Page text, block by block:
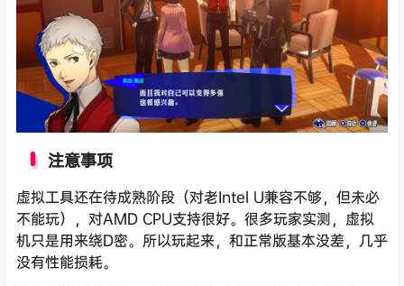
注意事项
虚拟工具还在待成熟阶段（对老Intel U兼容不够，但未必
不能玩），对AMD CPU支持很好。很多玩家实测，虚拟
机只是用来绕D密。所以玩起来，和正常版基本没差，几乎
没有性能损耗。